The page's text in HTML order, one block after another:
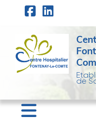
Saut au contenu principal
de
Panneau de gestion des